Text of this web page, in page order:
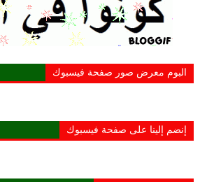
البوم معرض صور صفحة فيسبوك
إنضم إلينا على صفحة فيسبوك